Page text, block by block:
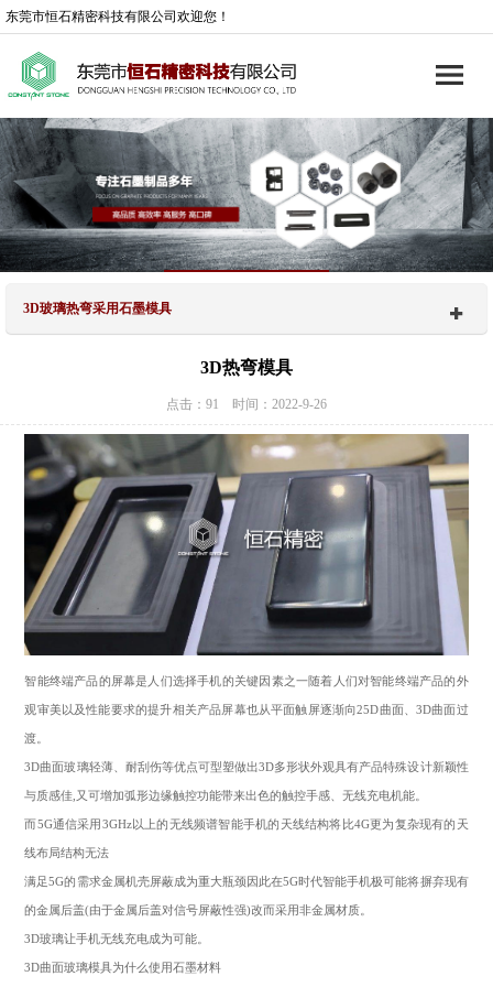
东莞市恒石精密科技有限公司欢迎您！
3D玻璃热弯采用石墨模具
3D热弯模具
点击：91 时间：2022-9-26
智能终端产品的屏幕是人们选择手机的关键因素之一随着人们对智能终端产品的外
观审美以及性能要求的提升相关产品屏幕也从平面触屏逐渐向25D曲面、3D曲面过
渡。
3D曲面玻璃轻薄、耐刮伤等优点可型塑做出3D多形状外观具有产品特殊设计新颖性
与质感佳,又可增加弧形边缘触控功能带来出色的触控手感、无线充电机能。
而5G通信采用3GHz以上的无线频谱智能手机的天线结构将比4G更为复杂现有的天
线布局结构无法
满足5G的需求金属机壳屏蔽成为重大瓶颈因此在5G时代智能手机极可能将摒弃现有
的金属后盖(由于金属后盖对信号屏蔽性强)改而采用非金属材质。
3D玻璃让手机无线充电成为可能。
3D曲面玻璃模具为什么使用石墨材料